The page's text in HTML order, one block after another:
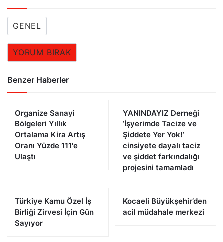
GENEL
YORUM BIRAK
Benzer Haberler
Organize Sanayi
Bölgeleri Yıllık
Ortalama Kira Artış
Oranı Yüzde 111'e
Ulaştı
YANINDAYIZ Derneği
‘İşyerimde Tacize ve
Şiddete Yer Yok!’
cinsiyete dayalı taciz
ve şiddet farkındalığı
projesini tamamladı
Türkiye Kamu Özel İş
Birliği Zirvesi İçin Gün
Sayıyor
Kocaeli Büyükşehir’den
acil müdahale merkezi